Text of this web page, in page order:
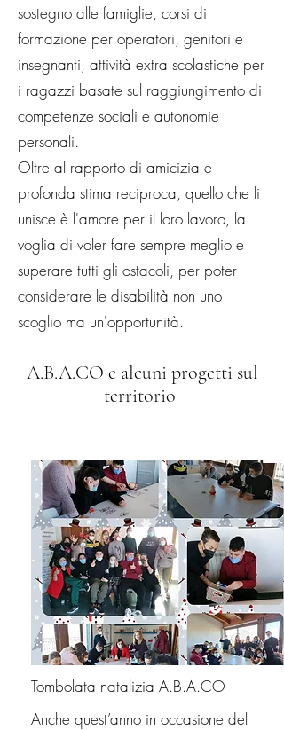
sostegno alle famiglie, corsi di
formazione per operatori, genitori e
insegnanti, attività extra scolastiche per
i ragazzi basate sul raggiungimento di
competenze sociali e autonomie
personali.
Oltre al rapporto di amicizia e
profonda stima reciproca, quello che li
unisce è l'amore per il loro lavoro, la
voglia di voler fare sempre meglio e
superare tutti gli ostacoli, per poter
considerare le disabilità non uno
scoglio ma un'opportunità.
A.B.A.CO e alcuni progetti sul
territorio
Tombolata natalizia A.B.A.CO
Anche quest’anno in occasione del